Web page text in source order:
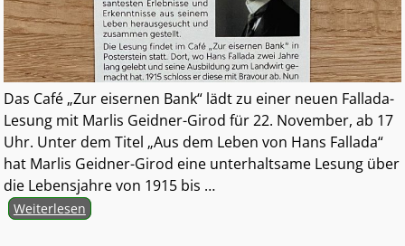
Das Café „Zur eisernen Bank“ lädt zu einer neuen Fallada-
Lesung mit Marlis Geidner-Girod für 22. November, ab 17
Uhr. Unter dem Titel „Aus dem Leben von Hans Fallada“
hat Marlis Geidner-Girod eine unterhaltsame Lesung über
die Lebensjahre von 1915 bis …
Weiterlesen